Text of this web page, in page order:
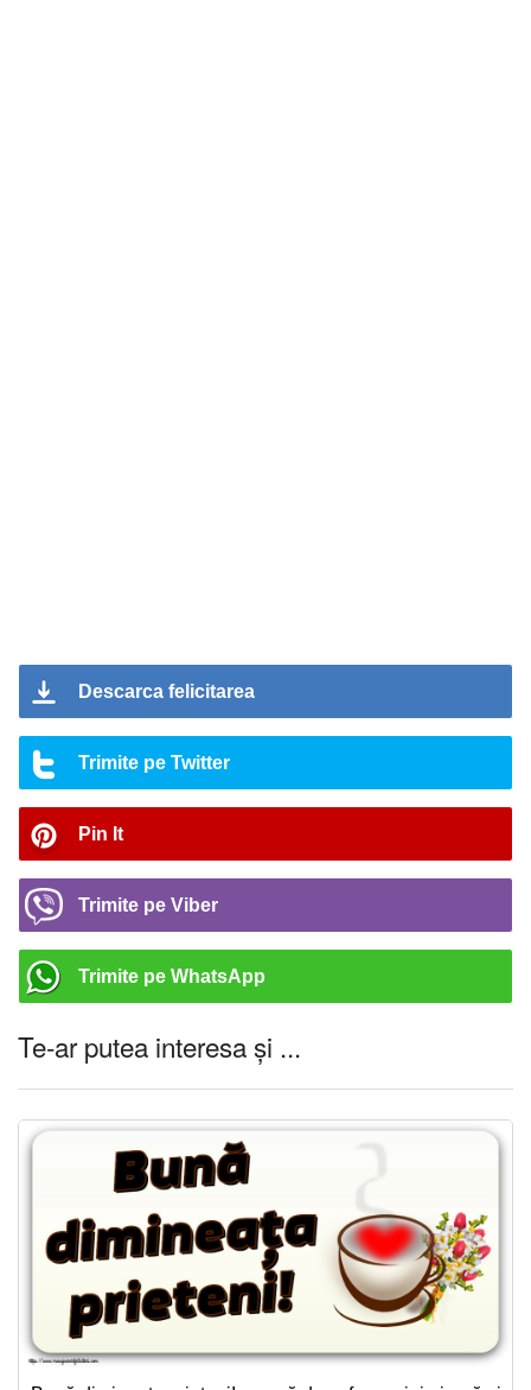
Descarca felicitarea
Trimite pe Twitter
Pin It
Trimite pe Viber
Trimite pe WhatsApp
Te-ar putea interesa și ...